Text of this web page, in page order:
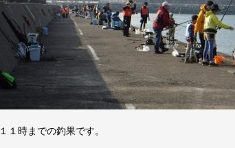
１１時までの釣果です。